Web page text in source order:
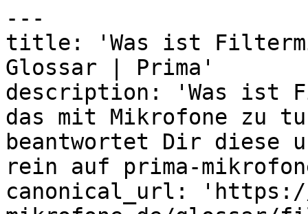
---
title: 'Was ist
Glossar | Prima'
description: 'Was ist
das mit Mikrofone zu
beantwortet Dir diese
rein auf prima-
canonical_url: 'https://